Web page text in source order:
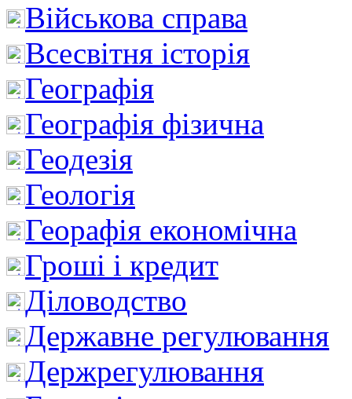
Військова справа
Всесвітня історія
Географія
Географія фізична
Геодезія
Геологія
Георафія економічна
Гроші і кредит
Діловодство
Державне регулювання
Держрегулювання